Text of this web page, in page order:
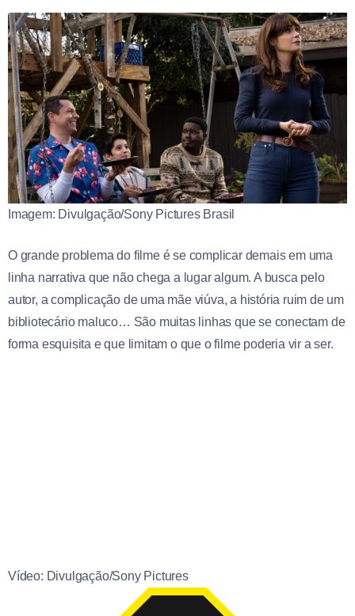
Imagem: Divulgação/Sony Pictures Brasil
O grande problema do filme é se complicar demais em uma
linha narrativa que não chega a lugar algum. A busca pelo
autor, a complicação de uma mãe viúva, a história ruim de um
bibliotecário maluco… São muitas linhas que se conectam de
forma esquisita e que limitam o que o filme poderia vir a ser.
Vídeo: Divulgação/Sony Pictures